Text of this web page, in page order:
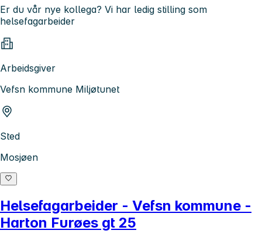
Er du vår nye kollega? Vi har ledig stilling som
helsefagarbeider
Arbeidsgiver
Vefsn kommune Miljøtunet
Sted
Mosjøen
Helsefagarbeider - Vefsn kommune -
Harton Furøes gt 25